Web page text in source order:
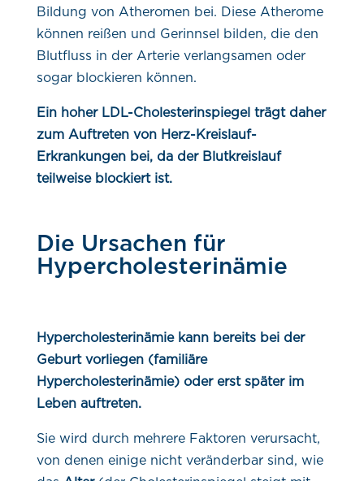
Bildung von Atheromen bei. Diese Atherome
können reißen und Gerinnsel bilden, die den
Blutfluss in der Arterie verlangsamen oder
sogar blockieren können.
Ein hoher LDL-Cholesterinspiegel trägt daher
zum Auftreten von Herz-Kreislauf-
Erkrankungen bei, da der Blutkreislauf
teilweise blockiert ist.
Die Ursachen für
Hypercholesterinämie
Hypercholesterinämie kann bereits bei der
Geburt vorliegen (familiäre
Hypercholesterinämie) oder erst später im
Leben auftreten.
Sie wird durch mehrere Faktoren verursacht,
von denen einige nicht veränderbar sind, wie